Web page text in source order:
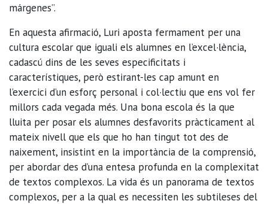
márgenes”.
En aquesta afirmació, Luri aposta fermament per una
cultura escolar que iguali els alumnes en l’excel·lència,
cadascú dins de les seves especificitats i
característiques, però estirant-les cap amunt en
l’exercici d’un esforç personal i col·lectiu que ens vol fer
millors cada vegada més. Una bona escola és la que
lluita per posar els alumnes desfavorits pràcticament al
mateix nivell que els que ho han tingut tot des de
naixement, insistint en la importància de la comprensió,
per abordar des d’una entesa profunda en la complexitat
de textos complexos. La vida és un panorama de textos
complexos, per a la qual es necessiten les subtileses del